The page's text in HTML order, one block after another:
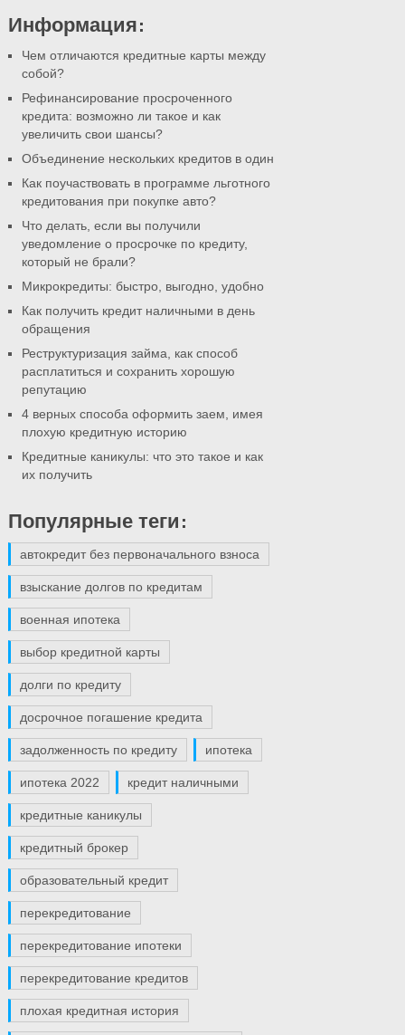
Информация:
Чем отличаются кредитные карты между
собой?
Рефинансирование просроченного
кредита: возможно ли такое и как
увеличить свои шансы?
Объединение нескольких кредитов в один
Как поучаствовать в программе льготного
кредитования при покупке авто?
Что делать, если вы получили
уведомление о просрочке по кредиту,
который не брали?
Микрокредиты: быстро, выгодно, удобно
Как получить кредит наличными в день
обращения
Реструктуризация займа, как способ
расплатиться и сохранить хорошую
репутацию
4 верных способа оформить заем, имея
плохую кредитную историю
Кредитные каникулы: что это такое и как
их получить
Популярные теги:
автокредит без первоначального взноса
взыскание долгов по кредитам
военная ипотека
выбор кредитной карты
долги по кредиту
досрочное погашение кредита
задолженность по кредиту ипотека
ипотека 2022 кредит наличными
кредитные каникулы
кредитный брокер
образовательный кредит
перекредитование
перекредитование ипотеки
перекредитование кредитов
плохая кредитная история